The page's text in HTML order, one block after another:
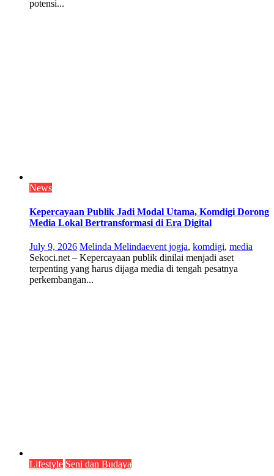
potensi...
News
Kepercayaan Publik Jadi Modal Utama, Komdigi Dorong
Media Lokal Bertransformasi di Era Digital
July 9, 2026 Melinda Melindaevent jogja, komdigi, media
Sekoci.net – Kepercayaan publik dinilai menjadi aset
terpenting yang harus dijaga media di tengah pesatnya
perkembangan...
Lifestyle Seni dan Budaya